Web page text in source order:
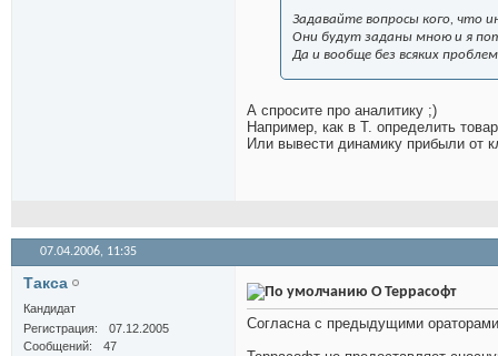
Задавайте вопросы кого, что
Они будут заданы мною и я
Да и вообще без всяких
А спросите про аналитику ;)
Например, как в Т. определить
Или вывести динамику прибыли от
07.04.2006, 11:35
Такса
Кандидат
Регистрация
07.12.2005
Сообщений
47
О Террасофт
Согласна с предыдущими